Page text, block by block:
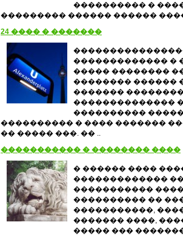
���������� �
��������� ������ ������ ����
24 ���� � �������
������������� �
����� ��������
�������� ������
�������
��������������
����������
���������� � ���� �������
�� ����� ���. �� ..
����������� � �������� ����
� ������ ����
�������������
�����������
���������� ��
�����������,
������� ����,
����� ���